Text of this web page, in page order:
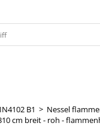
B1 > Nessel
cm breit - roh -